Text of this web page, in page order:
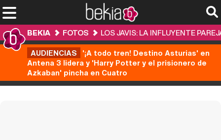
BEKIA FOTOS
LOS JAVIS: LA INFLUYENTE
AUDIENCIAS '¡A todo tren! Destino Asturias' en
Antena 3 lidera y 'Harry Potter y el prisionero de
Azkaban' pincha en Cuatro